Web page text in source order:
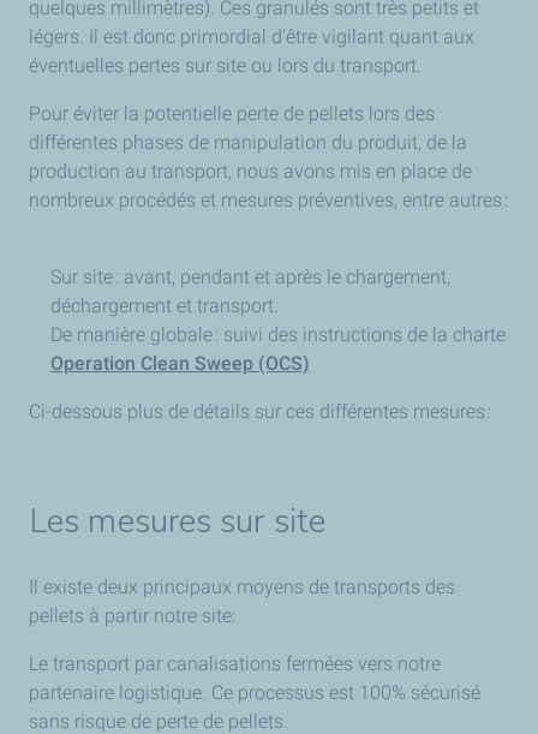
quelques millimètres). Ces granulés sont très petits et
légers. Il est donc primordial d'être vigilant quant aux
éventuelles pertes sur site ou lors du transport.
Pour éviter la potentielle perte de pellets lors des
différentes phases de manipulation du produit, de la
production au transport, nous avons mis en place de
nombreux procédés et mesures préventives, entre autres :
Sur site : avant, pendant et après le chargement,
déchargement et transport.
De manière globale : suivi des instructions de la charte
Operation Clean Sweep (OCS)
Ci-dessous plus de détails sur ces différentes mesures :
Les mesures sur site
Il existe deux principaux moyens de transports des
pellets à partir notre site:
Le transport par canalisations fermées vers notre
partenaire logistique. Ce processus est 100% sécurisé
sans risque de perte de pellets.